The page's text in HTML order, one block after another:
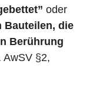
oder
Bauteilen, die
Berührung
AwSV §2,